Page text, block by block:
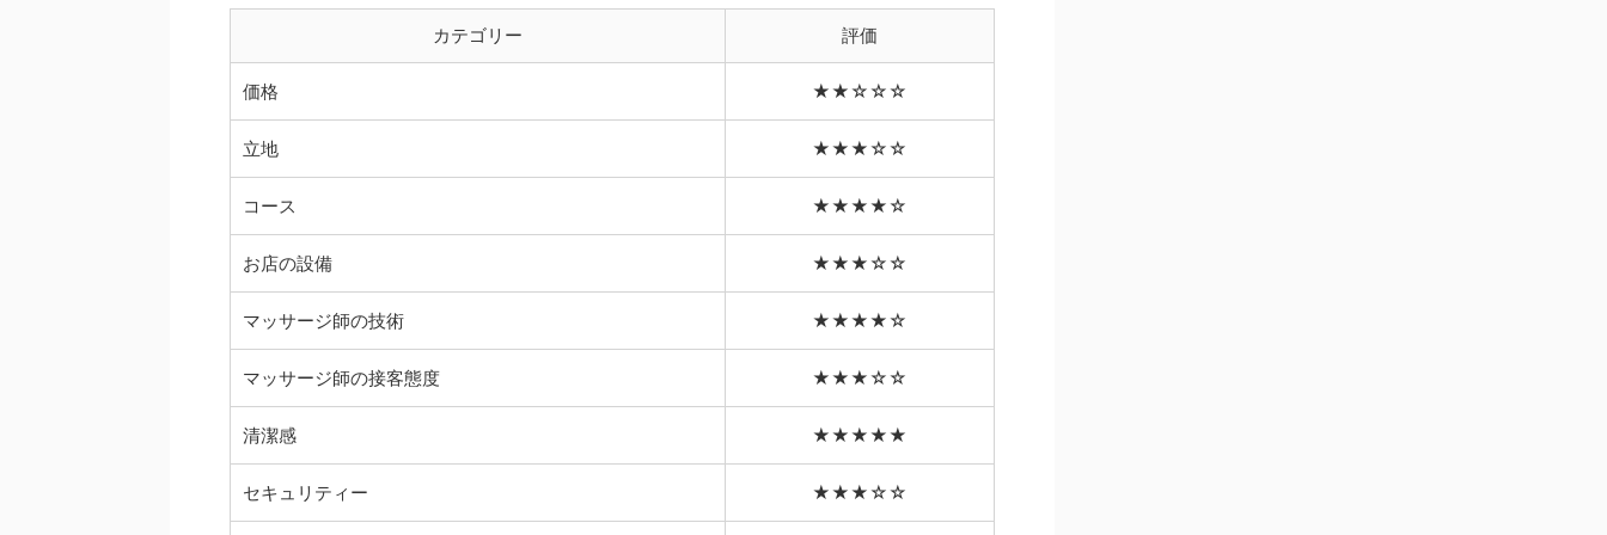
カテゴリー 評価
価格 ★★☆☆☆
立地 ★★★☆☆
コース ★★★★☆
お店の設備 ★★★☆☆
マッサージ師の技術 ★★★★☆
マッサージ師の接客態度 ★★★☆☆
清潔感 ★★★★★
セキュリティー ★★★☆☆